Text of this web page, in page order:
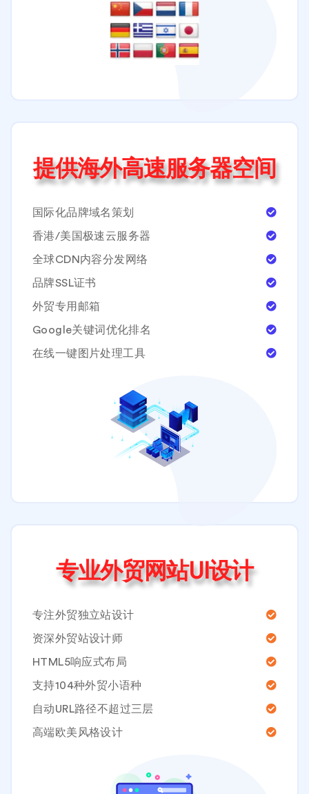
提供海外高速服务器空间
国际化品牌域名策划
香港/美国极速云服务器
全球CDN内容分发网络
品牌SSL证书
外贸专用邮箱
Google关键词优化排名
在线一键图片处理工具
专业外贸网站UI设计
专注外贸独立站设计
资深外贸站设计师
HTML5响应式布局
支持104种外贸小语种
自动URL路径不超过三层
高端欧美风格设计